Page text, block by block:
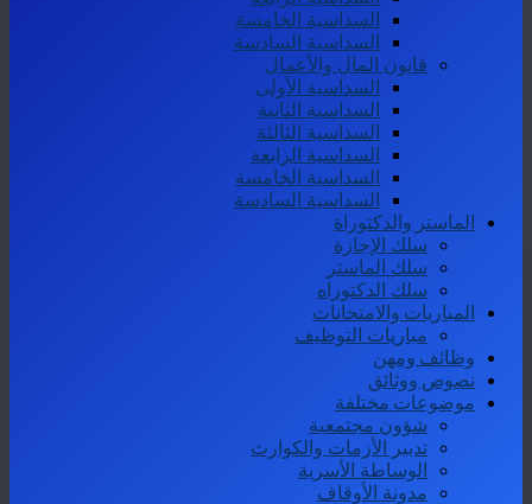
السداسية الخامسة
السداسية السادسة
قانون المال والأعمال
السداسية الأولى
السداسية الثانية
السداسية الثالثة
السداسية الرابعة
السداسية الخامسة
السداسية السادسة
الماستر والدكتوراة
سلك الإجازة
سلك الماستر
سلك الدكتوراه
المباريات والامتحانات
مباريات التوظيف
وظائف ومهن
نصوص ووثائق
موضوعات مختلفة
شؤون مجتمعية
تدبير الأزمات والكوارث
الوساطة الأسرية
مدونة الأوقاف